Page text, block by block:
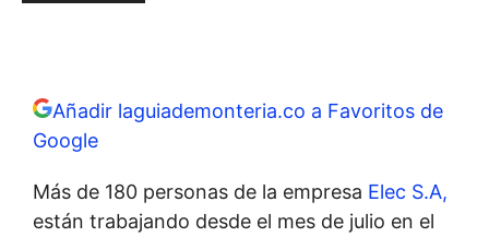
Añadir laguiademonteria.co a Favoritos de
Google
Más de 180 personas de la empresa Elec S.A,
están trabajando desde el mes de julio en el